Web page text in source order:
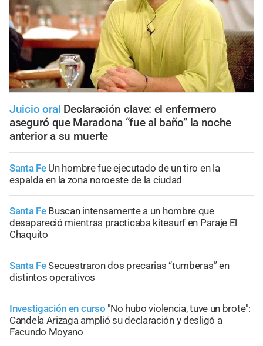
Juicio oral Declaración clave: el enfermero
aseguró que Maradona “fue al baño” la noche
anterior a su muerte
Santa Fe Un hombre fue ejecutado de un tiro en la
espalda en la zona noroeste de la ciudad
Santa Fe Buscan intensamente a un hombre que
desapareció mientras practicaba kitesurf en Paraje El
Chaquito
Santa FeSecuestraron dos precarias “tumberas” en
distintos operativos
Investigación en curso "No hubo violencia, tuve un brote":
Candela Arizaga amplió su declaración y desligó a
Facundo Moyano